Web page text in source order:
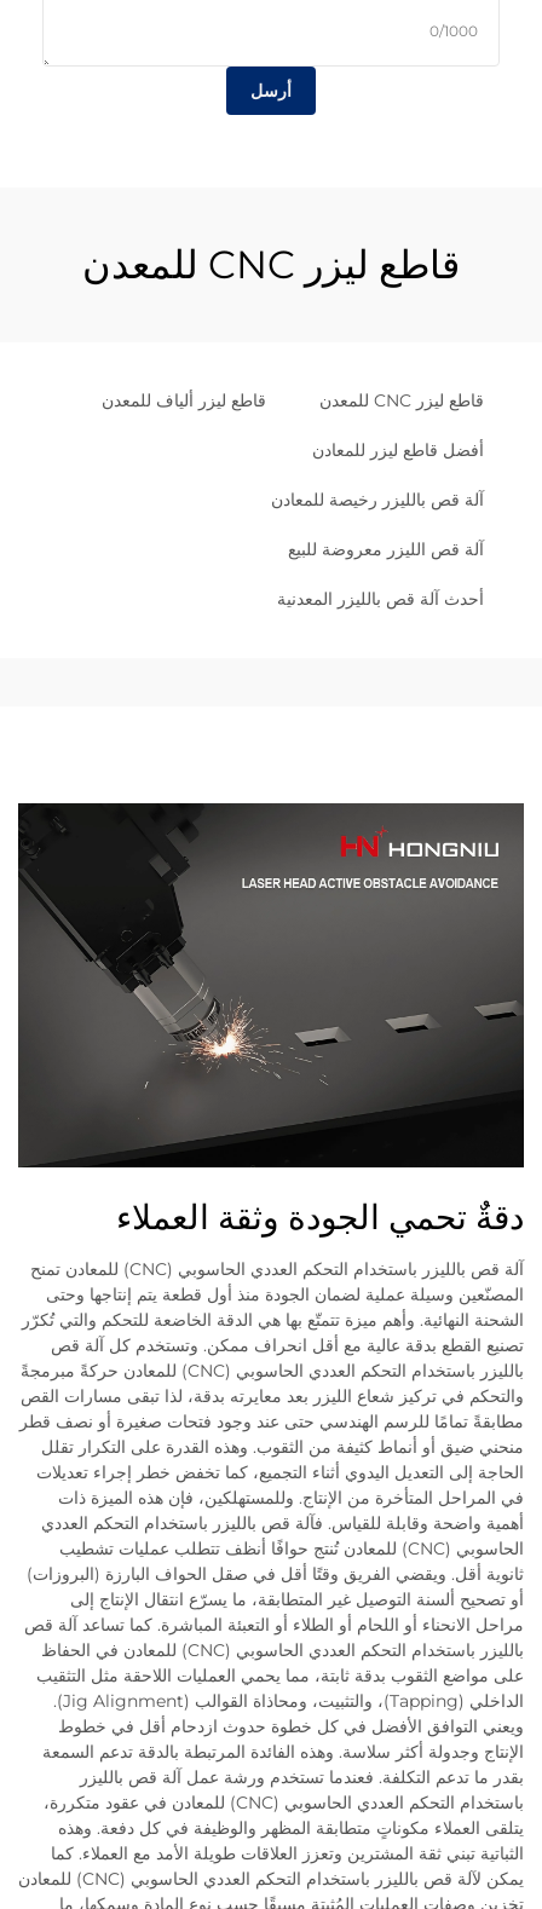
0/1000
أرسل
قاطع ليزر CNC للمعدن
قاطع ليزر CNC للمعدن قاطع ليزر ألياف للمعدن
أفضل قاطع ليزر للمعادن
آلة قص بالليزر رخيصة للمعادن
آلة قص الليزر معروضة للبيع
أحدث آلة قص بالليزر المعدنية
دقةٌ تحمي الجودة وثقة العملاء
آلة قص بالليزر باستخدام التحكم العددي الحاسوبي (CNC) للمعادن تمنح
المصنّعين وسيلة عملية لضمان الجودة منذ أول قطعة يتم إنتاجها وحتى
الشحنة النهائية. وأهم ميزة تتمتّع بها هي الدقة الخاضعة للتحكم والتي تُكرّر
تصنيع القطع بدقة عالية مع أقل انحراف ممكن. وتستخدم كل آلة قص
بالليزر باستخدام التحكم العددي الحاسوبي (CNC) للمعادن حركةً مبرمجةً
والتحكم في تركيز شعاع الليزر بعد معايرته بدقة، لذا تبقى مسارات القص
مطابقةً تمامًا للرسم الهندسي حتى عند وجود فتحات صغيرة أو نصف قطر
منحني ضيق أو أنماط كثيفة من الثقوب. وهذه القدرة على التكرار تقلل
الحاجة إلى التعديل اليدوي أثناء التجميع، كما تخفض خطر إجراء تعديلات
في المراحل المتأخرة من الإنتاج. وللمستهلكين، فإن هذه الميزة ذات
أهمية واضحة وقابلة للقياس. فآلة قص بالليزر باستخدام التحكم العددي
الحاسوبي (CNC) للمعادن تُنتج حوافًا أنظف تتطلب عمليات تشطيب
ثانوية أقل. ويقضي الفريق وقتًا أقل في صقل الحواف البارزة (البروزات)
أو تصحيح ألسنة التوصيل غير المتطابقة، ما يسرّع انتقال الإنتاج إلى
مراحل الانحناء أو اللحام أو الطلاء أو التعبئة المباشرة. كما تساعد آلة قص
بالليزر باستخدام التحكم العددي الحاسوبي (CNC) للمعادن في الحفاظ
على مواضع الثقوب بدقة ثابتة، مما يحمي العمليات اللاحقة مثل التثقيب
الداخلي (Tapping)، والتثبيت، ومحاذاة القوالب (Jig Alignment).
ويعني التوافق الأفضل في كل خطوة حدوث ازدحام أقل في خطوط
الإنتاج وجدولة أكثر سلاسة. وهذه الفائدة المرتبطة بالدقة تدعم السمعة
بقدر ما تدعم التكلفة. فعندما تستخدم ورشة عمل آلة قص بالليزر
باستخدام التحكم العددي الحاسوبي (CNC) للمعادن في عقود متكررة،
يتلقى العملاء مكوناتٍ متطابقة المظهر والوظيفة في كل دفعة. وهذه
الثباتية تبني ثقة المشترين وتعزز العلاقات طويلة الأمد مع العملاء. كما
يمكن لآلة قص بالليزر باستخدام التحكم العددي الحاسوبي (CNC) للمعادن
تخزين وصفات العمليات المُثبتة مسبقًا حسب نوع المادة وسمكها، ما